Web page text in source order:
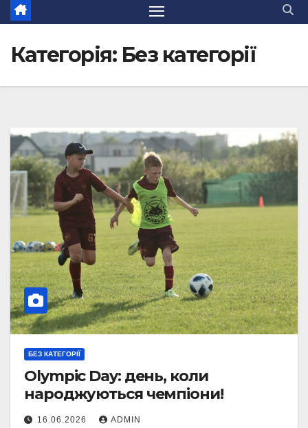
Категорія: Без категорії
БЕЗ КАТЕГОРІЇ
Olympic Day: день, коли
народжуються чемпіони!
16.06.2026 ADMIN